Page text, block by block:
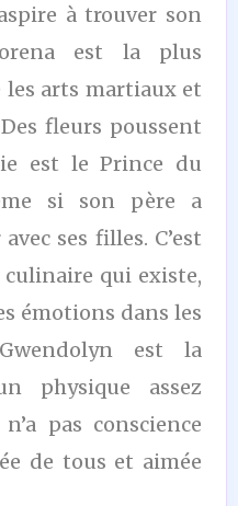
à trouver son
est la plus
les arts martiaux et
fleurs poussent
est le Prince du
si son père a
ses filles. C’est
qui existe,
émotions dans les
est la
physique assez
pas conscience
de tous et aimée